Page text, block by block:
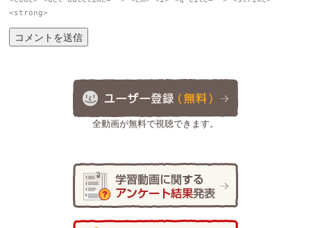
<strong>
全動画が無料で視聴できます。